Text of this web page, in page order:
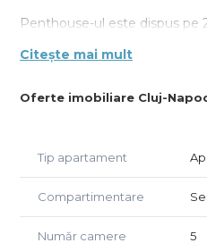
Oferte imobiliare Cluj-
Penthouse-ul este dispus pe
- La primul nivel dispune de
- La Etaj dispune de living
Suprafata utila este de 142.2
Penthouse-ul dispune de
pardoseala, sistem de AC si
Citește mai mult
Tip apartament
Compartimentare
Număr camere 5